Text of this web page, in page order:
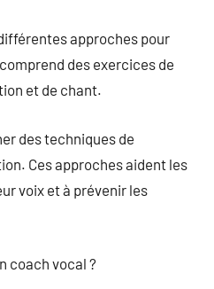
approches pour
des exercices de
et de chant.
des techniques de
Ces approches aident les
voix et à prévenir les
coach vocal ?